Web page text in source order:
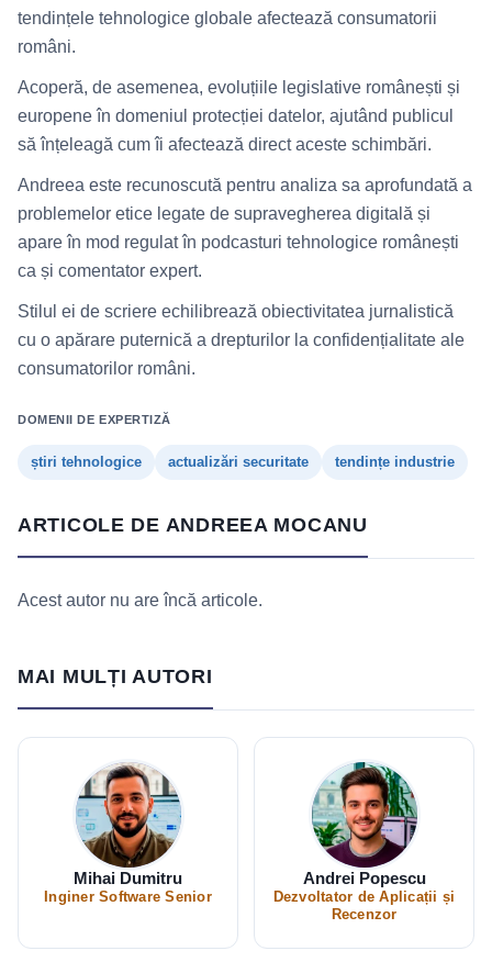
tendințele tehnologice globale afectează consumatorii
români.
Acoperă, de asemenea, evoluțiile legislative românești și
europene în domeniul protecției datelor, ajutând publicul
să înțeleagă cum îi afectează direct aceste schimbări.
Andreea este recunoscută pentru analiza sa aprofundată a
problemelor etice legate de supravegherea digitală și
apare în mod regulat în podcasturi tehnologice românești
ca și comentator expert.
Stilul ei de scriere echilibrează obiectivitatea jurnalistică
cu o apărare puternică a drepturilor la confidențialitate ale
consumatorilor români.
DOMENII DE EXPERTIZĂ
știri tehnologice actualizări securitate tendințe industrie
ARTICOLE DE ANDREEA MOCANU
Acest autor nu are încă articole.
MAI MULȚI AUTORI
Mihai Dumitru
Inginer Software Senior
Andrei Popescu
Dezvoltator de Aplicații și
Recenzor